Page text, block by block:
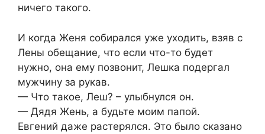
ничего такого.
И когда Женя собирался уже уходить, взяв с
Лены обещание, что если что-то будет
нужно, она ему позвонит, Лешка подергал
мужчину за рукав.
— Что такое, Леш? – улыбнулся он.
— Дядя Жень, а будьте моим папой.
Евгений даже растерялся. Это было сказано